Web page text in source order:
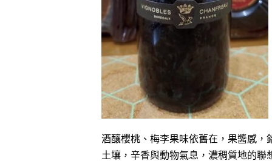
酒釀櫻桃、梅李果味依舊在，果醬感
土壤，辛香與動物氣息，濃稠質地的